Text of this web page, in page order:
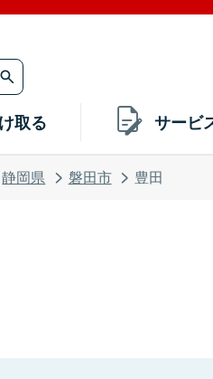
取る サービ
静岡県 磐田市 豊田